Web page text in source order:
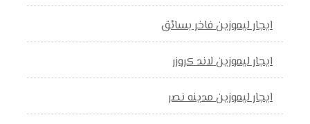
ايجار ليموزين فاخر بسائق
ايجار ليموزين لاند كروزر
ايجار ليموزين مدينه نصر